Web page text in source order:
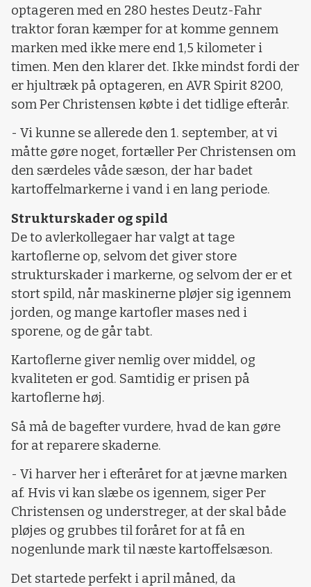
optageren med en 280 hestes Deutz-Fahr
traktor foran kæmper for at komme gennem
marken med ikke mere end 1,5 kilometer i
timen. Men den klarer det. Ikke mindst fordi der
er hjultræk på optageren, en AVR Spirit 8200,
som Per Christensen købte i det tidlige efterår.
- Vi kunne se allerede den 1. september, at vi
måtte gøre noget, fortæller Per Christensen om
den særdeles våde sæson, der har badet
kartoffelmarkerne i vand i en lang periode.
Strukturskader og spild
De to avlerkollegaer har valgt at tage
kartoflerne op, selvom det giver store
strukturskader i markerne, og selvom der er et
stort spild, når maskinerne pløjer sig igennem
jorden, og mange kartofler mases ned i
sporene, og de går tabt.
Kartoflerne giver nemlig over middel, og
kvaliteten er god. Samtidig er prisen på
kartoflerne høj.
Så må de bagefter vurdere, hvad de kan gøre
for at reparere skaderne.
- Vi harver her i efteråret for at jævne marken
af. Hvis vi kan slæbe os igennem, siger Per
Christensen og understreger, at der skal både
pløjes og grubbes til foråret for at få en
nogenlunde mark til næste kartoffelsæson.
Det startede perfekt i april måned, da